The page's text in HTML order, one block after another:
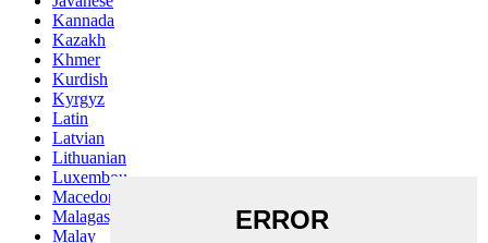
Kannada
Kazakh
Khmer
Kurdish
Kyrgyz
Latin
Latvian
Lithuanian
Luxembou..
Macedonian
Malagasy
Malay